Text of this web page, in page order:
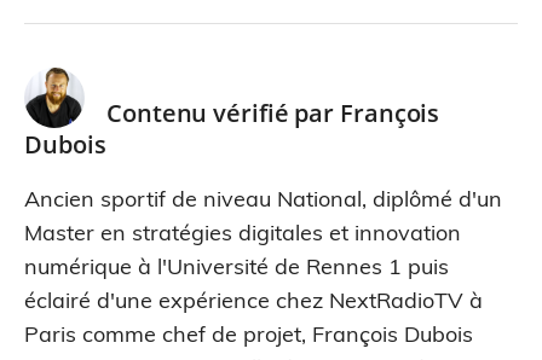
Contenu vérifié par François
Dubois
Ancien sportif de niveau National, diplômé d'un
Master en stratégies digitales et innovation
numérique à l'Université de Rennes 1 puis
éclairé d'une expérience chez NextRadioTV à
Paris comme chef de projet, François Dubois